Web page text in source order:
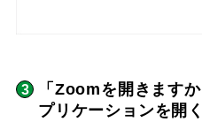
「Zoomを開きます
プリケーションを開